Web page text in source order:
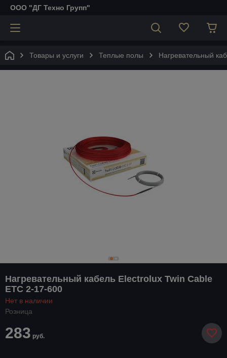
ООО "ДГ Техно Групп"
Товары и услуги Теплые полы Нагревательный
Нагревательный кабель Electrolux Twin Cable
ETC 2-17-600
Нет в наличии
Розница
283 руб.